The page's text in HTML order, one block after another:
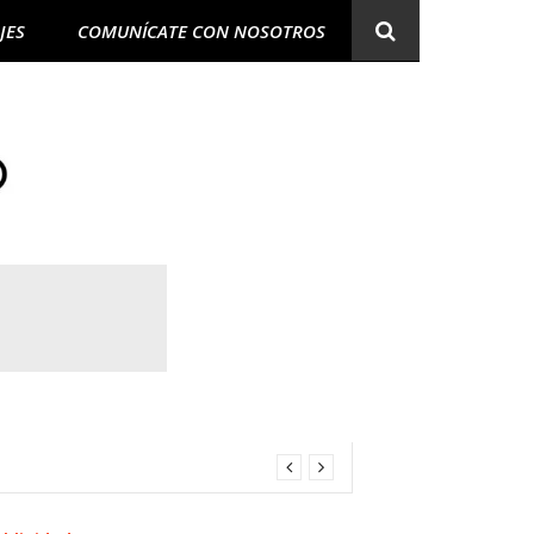
COMUNÍCATE CON NOSOTROS